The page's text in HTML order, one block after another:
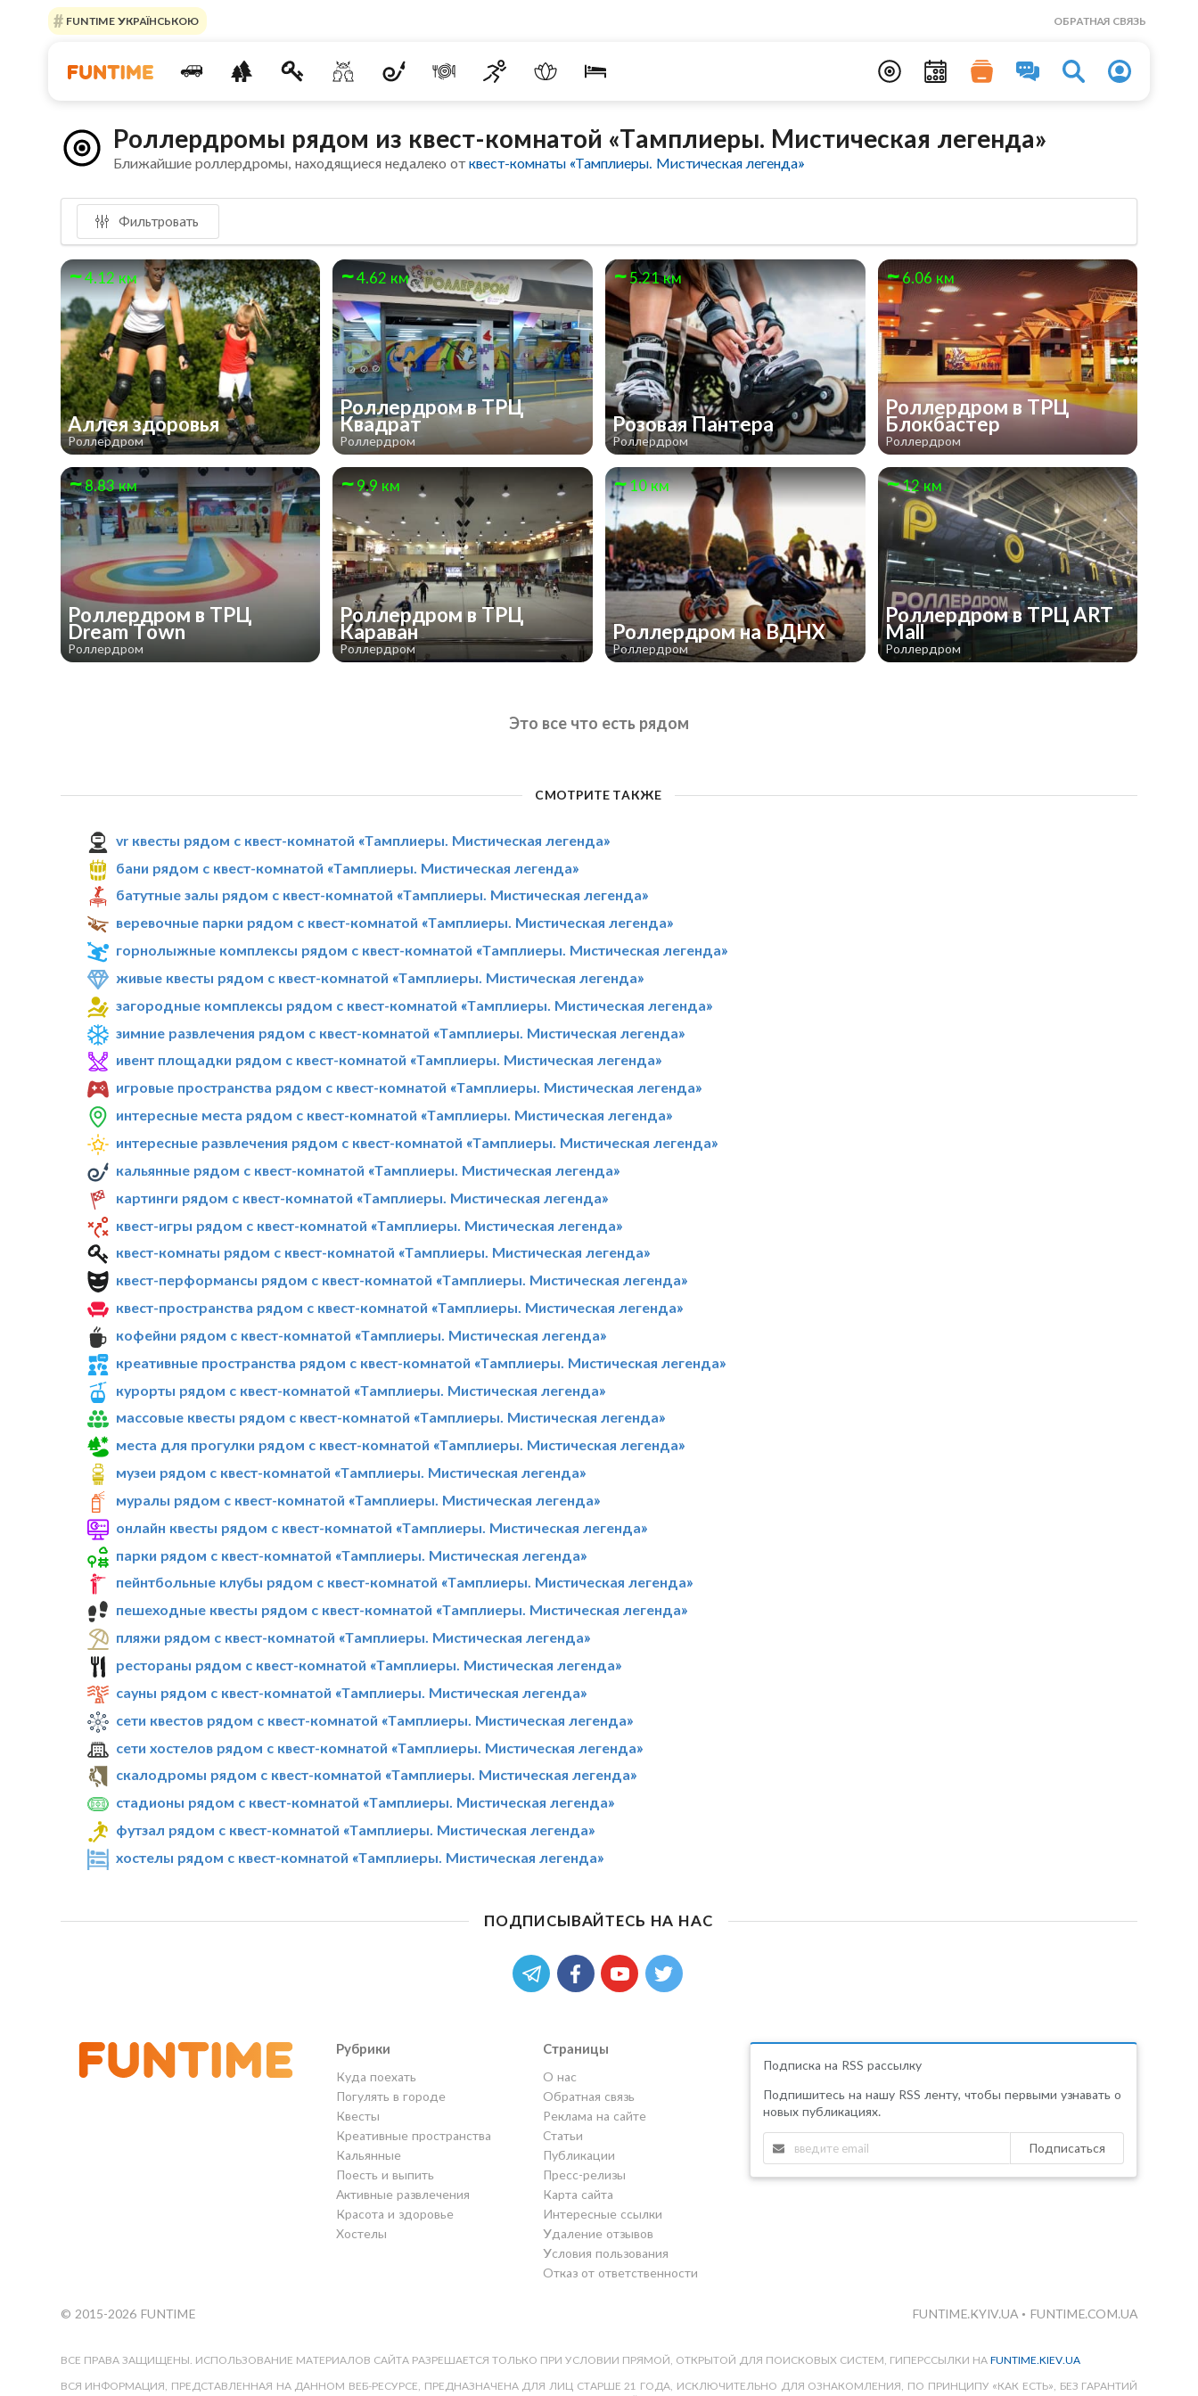
FUNTIME УКРАЇНСЬКОЮ ОБРАТНАЯ СВЯЗЬ
Роллердромы рядом из квест-комнатой «Тамплиеры. Мистическая легенда»
Ближайшие роллердромы, находящиеся недалеко отквест-комнаты «Тамплиеры. Мистическая легенда»
Фильтровать
4.12 км
Аллея здоровья
Роллердром
4.62 км
Роллердром в ТРЦ
Квадрат
Роллердром
5.21 км
Розовая Пантера
Роллердром
6.06 км
Роллердром в ТРЦ
Блокбастер
Роллердром
8.83 км
Роллердром в ТРЦ
Dream Town
Роллердром
9.9 км
Роллердром в ТРЦ
Караван
Роллердром
10 км
Роллердром на ВДНХ
Роллердром
12 км
Роллердром в ТРЦ ART
Mall
Роллердром
Это все что есть рядом
СМОТРИТЕ ТАКЖЕ
vr квесты рядом с квест-комнатой «Тамплиеры. Мистическая легенда»
бани рядом с квест-комнатой «Тамплиеры. Мистическая легенда»
батутные залы рядом с квест-комнатой «Тамплиеры. Мистическая легенда»
веревочные парки рядом с квест-комнатой «Тамплиеры. Мистическая легенда»
горнолыжные комплексы рядом с квест-комнатой «Тамплиеры. Мистическая легенда»
живые квесты рядом с квест-комнатой «Тамплиеры. Мистическая легенда»
загородные комплексы рядом с квест-комнатой «Тамплиеры. Мистическая легенда»
зимние развлечения рядом с квест-комнатой «Тамплиеры. Мистическая легенда»
ивент площадки рядом с квест-комнатой «Тамплиеры. Мистическая легенда»
игровые пространства рядом с квест-комнатой «Тамплиеры. Мистическая легенда»
интересные места рядом с квест-комнатой «Тамплиеры. Мистическая легенда»
интересные развлечения рядом с квест-комнатой «Тамплиеры. Мистическая легенда»
кальянные рядом с квест-комнатой «Тамплиеры. Мистическая легенда»
картинги рядом с квест-комнатой «Тамплиеры. Мистическая легенда»
квест-игры рядом с квест-комнатой «Тамплиеры. Мистическая легенда»
квест-комнаты рядом с квест-комнатой «Тамплиеры. Мистическая легенда»
квест-перформансы рядом с квест-комнатой «Тамплиеры. Мистическая легенда»
квест-пространства рядом с квест-комнатой «Тамплиеры. Мистическая легенда»
кофейни рядом с квест-комнатой «Тамплиеры. Мистическая легенда»
креативные пространства рядом с квест-комнатой «Тамплиеры. Мистическая легенда»
курорты рядом с квест-комнатой «Тамплиеры. Мистическая легенда»
массовые квесты рядом с квест-комнатой «Тамплиеры. Мистическая легенда»
места для прогулки рядом с квест-комнатой «Тамплиеры. Мистическая легенда»
музеи рядом с квест-комнатой «Тамплиеры. Мистическая легенда»
муралы рядом с квест-комнатой «Тамплиеры. Мистическая легенда»
онлайн квесты рядом с квест-комнатой «Тамплиеры. Мистическая легенда»
парки рядом с квест-комнатой «Тамплиеры. Мистическая легенда»
пейнтбольные клубы рядом с квест-комнатой «Тамплиеры. Мистическая легенда»
пешеходные квесты рядом с квест-комнатой «Тамплиеры. Мистическая легенда»
пляжи рядом с квест-комнатой «Тамплиеры. Мистическая легенда»
рестораны рядом с квест-комнатой «Тамплиеры. Мистическая легенда»
сауны рядом с квест-комнатой «Тамплиеры. Мистическая легенда»
сети квестов рядом с квест-комнатой «Тамплиеры. Мистическая легенда»
сети хостелов рядом с квест-комнатой «Тамплиеры. Мистическая легенда»
скалодромы рядом с квест-комнатой «Тамплиеры. Мистическая легенда»
стадионы рядом с квест-комнатой «Тамплиеры. Мистическая легенда»
футзал рядом с квест-комнатой «Тамплиеры. Мистическая легенда»
хостелы рядом с квест-комнатой «Тамплиеры. Мистическая легенда»
ПОДПИСЫВАЙТЕСЬ НА НАС
Рубрики
Куда поехать
Погулять в городе
Квесты
Креативные пространства
Кальянные
Поесть и выпить
Активные развлечения
Красота и здоровье
Хостелы
Страницы
О нас
Обратная связь
Реклама на сайте
Статьи
Публикации
Пресс-релизы
Карта сайта
Интересные ссылки
Удаление отзывов
Условия пользования
Отказ от ответственности
Подписка на RSS рассылку
Подпишитесь на нашу RSS ленту, чтобы первыми узнавать о
новых публикациях.
Подписаться
© 2015-2026 FUNTIME FUNTIME.KYIV.UA • FUNTIME.COM.UA
ВСЕ ПРАВА ЗАЩИЩЕНЫ. ИСПОЛЬЗОВАНИЕ МАТЕРИАЛОВ САЙТА РАЗРЕШАЕТСЯ ТОЛЬКО ПРИ УСЛОВИИ ПРЯМОЙ, ОТКРЫТОЙ ДЛЯ ПОИСКОВЫХ СИСТЕМ, ГИПЕРССЫЛКИ НА FUNTIME.KIEV.UA
ВСЯ ИНФОРМАЦИЯ, ПРЕДСТАВЛЕННАЯ НА ДАННОМ ВЕБ-РЕСУРСЕ, ПРЕДНАЗНАЧЕНА ДЛЯ ЛИЦ СТАРШЕ 21 ГОДА, ИСКЛЮЧИТЕЛЬНО ДЛЯ ОЗНАКОМЛЕНИЯ, ПО ПРИНЦИПУ «КАК ЕСТЬ», БЕЗ ГАРАНТИЙ